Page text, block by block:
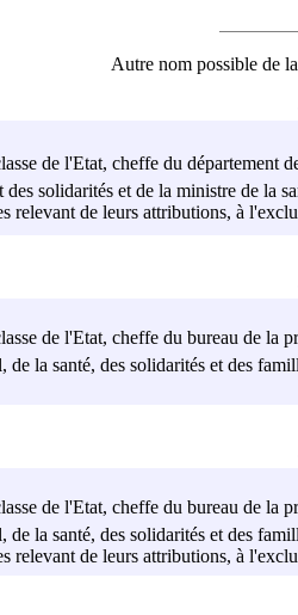
Autre nom possible de
de l'Etat, cheffe du département
solidarités et de la ministre de la
relevant de leurs attributions, à
de l'Etat, cheffe du bureau de la
la santé, des solidarités et des
de l'Etat, cheffe du bureau de la
la santé, des solidarités et des
relevant de leurs attributions, à